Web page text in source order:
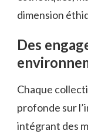
dimension
Des
Chaque
profonde sur
intégrant des